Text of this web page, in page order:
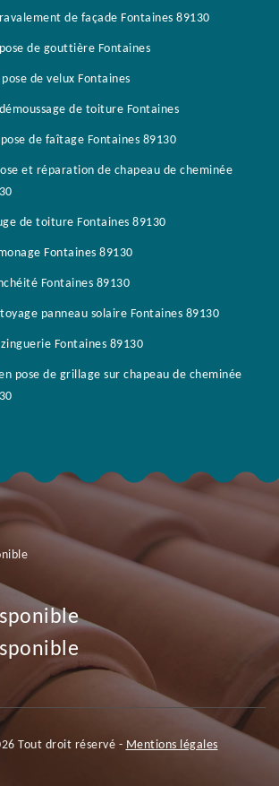
de façade Fontaines 89130
de gouttière Fontaines
de velux Fontaines
de toiture Fontaines
de faîtage Fontaines 89130
et réparation de chapeau de cheminée
de toiture Fontaines 89130
Fontaines 89130
Fontaines 89130
panneau solaire Fontaines 89130
Fontaines 89130
pose de grillage sur chapeau de cheminée
Tout droit réservé - Mentions légales